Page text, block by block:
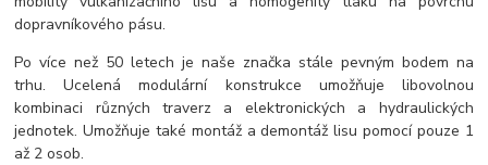
dopravníkového pásu.
Po více než 50 letech je naše značka stále pevným bodem na
trhu. Ucelená modulární konstrukce umožňuje libovolnou
kombinaci různých traverz a elektronických a hydraulických
jednotek. Umožňuje také montáž a demontáž lisu pomocí pouze 1
až 2 osob.